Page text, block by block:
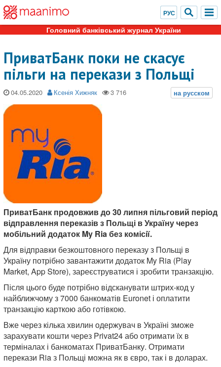
Головний банківський журнал України
ПриватБанк поки не скасує
пільги на перекази з Польщі
04.05.2020 Ксенія Хижняк
ПриватБанк продовжив до 30 липня пільговий період
відправлення переказів з Польщі в Україну через
мобільний додаток My Ria без комісії.
Для відправки безкоштовного переказу з Польщі в
Україну потрібно завантажити додаток My Ria (Play
Market, App Store), зареєструватися і зробити транзакцію.
Після цього буде потрібно відсканувати штрих-код у
найближчому з 7000 банкоматів Euronet і оплатити
транзакцію карткою або готівкою.
Вже через кілька хвилин одержувач в Україні зможе
зарахувати кошти через Privat24 або отримати їх в
терміналах і банкоматах ПриватБанку. Отримати
перекази Ria з Польщі можна як в євро, так і в доларах.